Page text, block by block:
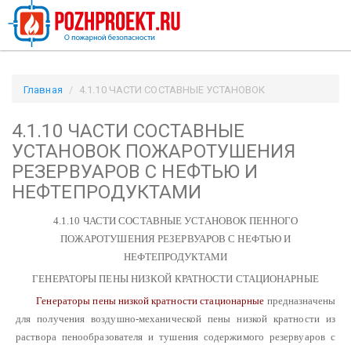
Главная
4.1.10 ЧАСТИ СОСТАВНЫЕ УСТАНОВОК
НЕФТЕПРОДУКТАМИ / Pozhproekt.ru
4.1.10 ЧАСТИ СОСТАВНЫЕ
УСТАНОВОК ПОЖАРОТУШЕНИЯ
РЕЗЕРВУАРОВ С НЕФТЬЮ И
НЕФТЕПРОДУКТАМИ
4.1.10 ЧАСТИ СОСТАВНЫЕ УСТАНОВОК ПЕННОГО
ПОЖАРОТУШЕНИЯ РЕЗЕРВУАРОВ С НЕФТЬЮ И
НЕФТЕПРОДУКТАМИ
ГЕНЕРАТОРЫ ПЕНЫ НИЗКОЙ КРАТНОСТИ СТАЦИОНАРНЫЕ
Генераторы пены низкой кратности стационарные предназначены
для получения воздушно-механической пены низкой кратности из
раствора пенообразователя и тушения содержимого резервуаров с